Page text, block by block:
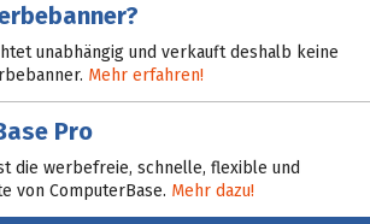
unabhängig und verkauft deshalb keine
Mehr erfahren!
Pro
die werbefreie, schnelle, flexible und
von ComputerBase. Mehr dazu!